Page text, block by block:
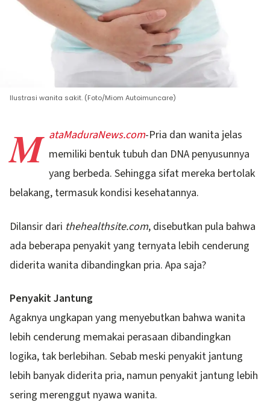
Ilustrasi wanita sakit. (Foto/Miom Autoimuncare)
M ataMaduraNews.com-Pria dan wanita jelas
memiliki bentuk tubuh dan DNA penyusunnya
yang berbeda. Sehingga sifat mereka bertolak
belakang, termasuk kondisi kesehatannya.
Dilansir dari thehealthsite.com, disebutkan pula bahwa
ada beberapa penyakit yang ternyata lebih cenderung
diderita wanita dibandingkan pria. Apa saja?
Penyakit Jantung
Agaknya ungkapan yang menyebutkan bahwa wanita
lebih cenderung memakai perasaan dibandingkan
logika, tak berlebihan. Sebab meski penyakit jantung
lebih banyak diderita pria, namun penyakit jantung lebih
sering merenggut nyawa wanita.